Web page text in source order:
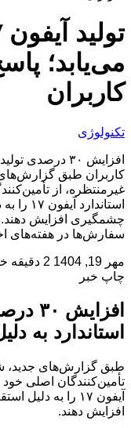
می‌یابد؛
کاربران
تکنولوژی
کاربران طبق
غیرمنتظره، از
چشمگیری افزایش
سفارش‌ها در هفته‌های
مهر 19, 1404
2 دقیقه خواندن
چاپ خبر
استاندارد به
طبق گزارش‌های جدید،
تأمین‌کنندگان اصلی
آیفون ۱۷ را به
افزایش دهند.